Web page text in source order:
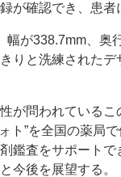
が確認でき、患者
が338.7mm、奥
りと洗練された
が問われている
ト”を全国の薬局
鑑査をサポート
今後を展望する。